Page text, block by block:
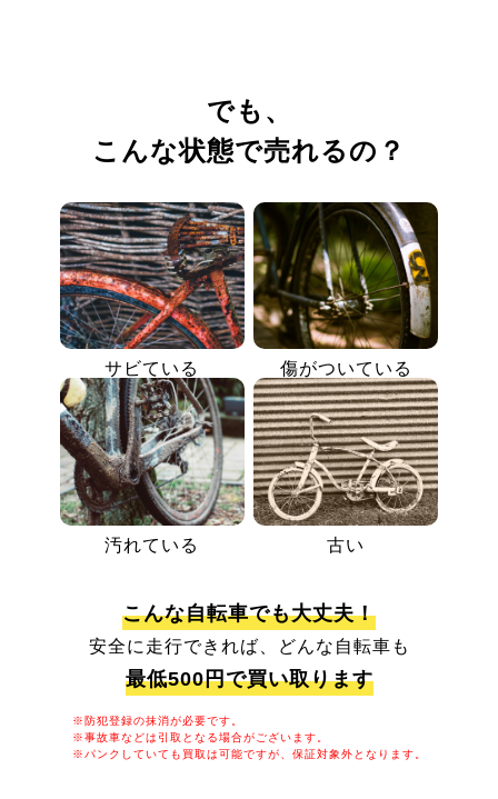
でも、
こんな状態で売れるの？
サビている 傷がついている
汚れている 古い
こんな自転車でも大丈夫！
安全に走行できれば、どんな自転車も
最低500円で買い取ります
※防犯登録の抹消が必要です。
※事故車などは引取となる場合がございます。
※パンクしていても買取は可能ですが、保証対象外となります。